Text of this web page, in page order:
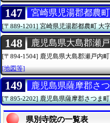
147 宮崎県児湯郡都農
[〒889-1201] 宮崎県児湯郡都農町大
148 鹿児島県大島郡瀬
[〒894-1504] 鹿児島県大島郡瀬戸内町
[地図等]
149 鹿児島県薩摩郡さ
[〒895-2202] 鹿児島県薩摩郡さつま町
県別寺院の一覧表